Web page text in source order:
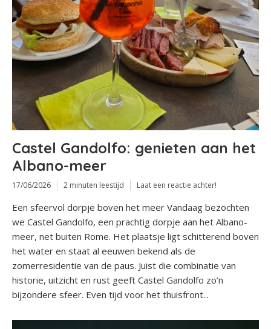
Castel Gandolfo: genieten aan het
Albano-meer
17/06/2026 2 minuten leestijd Laat een reactie achter!
Een sfeervol dorpje boven het meer Vandaag bezochten
we Castel Gandolfo, een prachtig dorpje aan het Albano-
meer, net buiten Rome. Het plaatsje ligt schitterend boven
het water en staat al eeuwen bekend als de
zomerresidentie van de paus. Juist die combinatie van
historie, uitzicht en rust geeft Castel Gandolfo zo’n
bijzondere sfeer. Even tijd voor het thuisfront...